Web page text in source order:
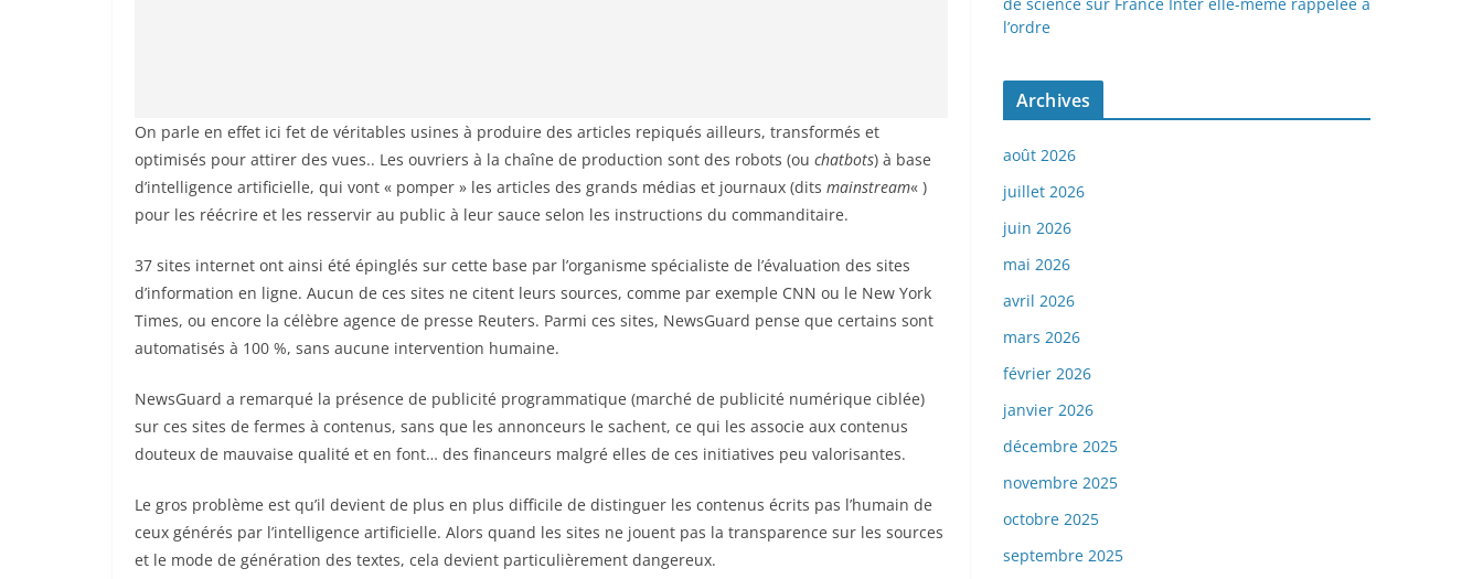
On parle en effet ici fet de véritables usines à produire des articles repiqués ailleurs, transformés et
optimisés pour attirer des vues.. Les ouvriers à la chaîne de production sont des robots (ou chatbots) à base
d’intelligence artificielle, qui vont « pomper » les articles des grands médias et journaux (dits mainstream« )
pour les réécrire et les resservir au public à leur sauce selon les instructions du commanditaire.
37 sites internet ont ainsi été épinglés sur cette base par l’organisme spécialiste de l’évaluation des sites
d’information en ligne. Aucun de ces sites ne citent leurs sources, comme par exemple CNN ou le New York
Times, ou encore la célèbre agence de presse Reuters. Parmi ces sites, NewsGuard pense que certains sont
automatisés à 100 %, sans aucune intervention humaine.
NewsGuard a remarqué la présence de publicité programmatique (marché de publicité numérique ciblée)
sur ces sites de fermes à contenus, sans que les annonceurs le sachent, ce qui les associe aux contenus
douteux de mauvaise qualité et en font… des financeurs malgré elles de ces initiatives peu valorisantes.
Le gros problème est qu’il devient de plus en plus difficile de distinguer les contenus écrits pas l’humain de
ceux générés par l’intelligence artificielle. Alors quand les sites ne jouent pas la transparence sur les sources
et le mode de génération des textes, cela devient particulièrement dangereux.
l’ordre
Archives
août 2026
juillet 2026
juin 2026
mai 2026
avril 2026
mars 2026
février 2026
janvier 2026
décembre 2025
novembre 2025
octobre 2025
septembre 2025